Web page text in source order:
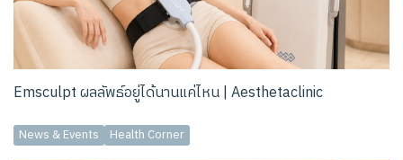
Emsculpt ผลลัพธ์อยู่ได้นานแค่ไหน | Aesthetaclinic
News & Events Health Corner